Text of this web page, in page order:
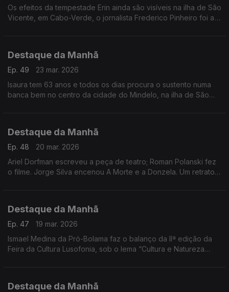
Os efeitos da tempestade Erin ainda são visíveis na ilha de São
Vicente, em Cabo-Verde, o jornalista Frederico Pinheiro foi a
Destaque da Manhã
Ep. 49
23 mar. 2026
Isaura tem 63 anos e todos os dias procura o sustento numa
banca bem no centro da cidade do Mindelo, na ilha de São
Destaque da Manhã
Ep. 48
20 mar. 2026
Ariel Dorfman escreveu a peça de teatro; Roman Polanski fez
o filme. Jorge Silva encenou A Morte e a Donzela. Um retrato
Destaque da Manhã
Ep. 47
19 mar. 2026
Ismael Medina da Pró-Bolama faz o balanço da IIª edição da
Feira da Cultura Lusofonia, sob o lema “Cultura e Natureza
Destaque da Manhã